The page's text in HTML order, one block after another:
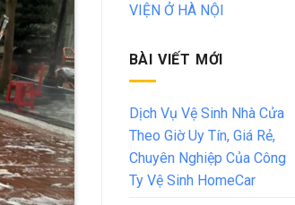
VIỆN Ở HÀ NỘI
BÀI VIẾT MỚI
Dịch Vụ Vệ Sinh Nhà Cửa
Theo Giờ Uy Tín, Giá Rẻ,
Chuyên Nghiệp Của Công
Ty Vệ Sinh HomeCar